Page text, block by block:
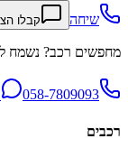
שיחה קבלו
מחפשים רכב? נשמח
058-7809093
רכבים